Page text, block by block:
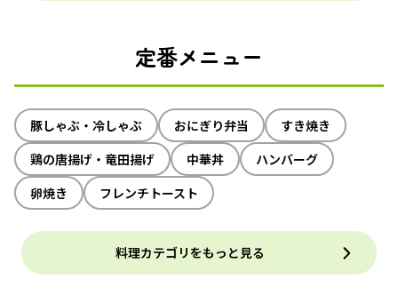
定番メニュー
豚しゃぶ・冷しゃぶ おにぎり弁当
すき焼き
鶏の唐揚げ・竜田揚げ
中華丼
ハンバーグ
卵焼き
フレンチトースト
料理カテゴリをもっと見る